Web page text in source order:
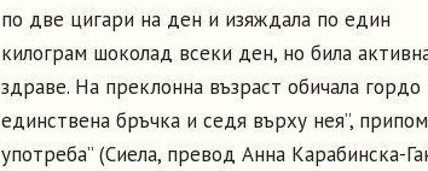
по две цигари на ден и изяждала по един
килограм шоколад всеки ден, но била
здраве. На преклонна възраст обичала
единствена бръчка и седя върху нея”,
употреба” (Сиела, превод Анна Карабинска-